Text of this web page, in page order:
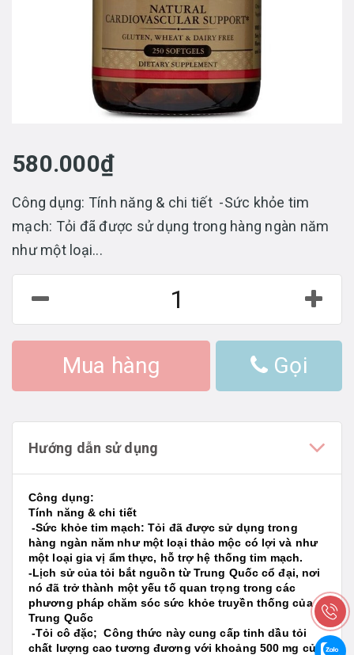
580.000₫
Công dụng: Tính năng & chi tiết -Sức khỏe tim
mạch: Tỏi đã được sử dụng trong hàng ngàn năm
như một loại...
Mua hàng Gọi
Hướng dẫn sử dụng
Công dụng:
Tính năng & chi tiết
-Sức khỏe tim mạch: Tỏi đã được sử dụng trong
hàng ngàn năm như một loại thảo mộc có lợi và như
một loại gia vị ẩm thực, hỗ trợ hệ thống tim mạch.
-Lịch sử của tỏi bắt nguồn từ Trung Quốc cổ đại, nơi
nó đã trở thành một yếu tố quan trọng trong các
phương pháp chăm sóc sức khỏe truyền thống của
Trung Quốc
-Tỏi cô đặc; Công thức này cung cấp tinh dầu tỏi
chất lượng cao tương đương với khoảng 500 mg củ